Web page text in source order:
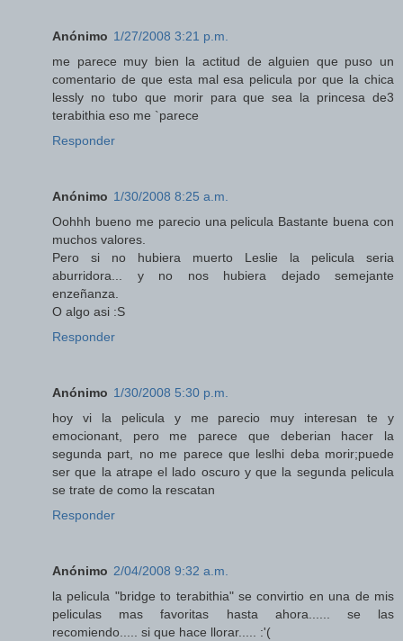
Anónimo 1/27/2008 3:21 p.m.
me parece muy bien la actitud de alguien que puso un
comentario de que esta mal esa pelicula por que la chica
lessly no tubo que morir para que sea la princesa de3
terabithia eso me `parece
Responder
Anónimo 1/30/2008 8:25 a.m.
Oohhh bueno me parecio una pelicula Bastante buena con
muchos valores.
Pero si no hubiera muerto Leslie la pelicula seria
aburridora... y no nos hubiera dejado semejante
enzeñanza.
O algo asi :S
Responder
Anónimo 1/30/2008 5:30 p.m.
hoy vi la pelicula y me parecio muy interesan te y
emocionant, pero me parece que deberian hacer la
segunda part, no me parece que leslhi deba morir;puede
ser que la atrape el lado oscuro y que la segunda pelicula
se trate de como la rescatan
Responder
Anónimo 2/04/2008 9:32 a.m.
la pelicula "bridge to terabithia" se convirtio en una de mis
peliculas mas favoritas hasta ahora...... se las
recomiendo..... si que hace llorar..... :'(